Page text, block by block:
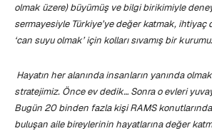
olmak üzere) büyümüş ve bilgi birikimiyle
sermayesiyle Türkiye’ye değer katmak, ihtiyaç
‘can suyu olmak’ için kolları sıvamış bir
Hayatın her alanında insanların yanında
stratejimiz. Önce ev dedik… Sonra o evleri
Bugün 20 binden fazla kişi RAMS
buluşan aile bireylerinin hayatlarına değer